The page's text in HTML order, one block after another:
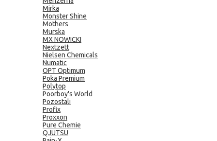
Mirka
Monster Shine
Mothers
Murska
MX NOWICKI
Nextzett
Nielsen Chemicals
Numatic
OPT Optimum
Poka Premium
Polytop
Poorboy's World
Pozostali
Profix
Proxxon
Pure Chemie
QJUTSU